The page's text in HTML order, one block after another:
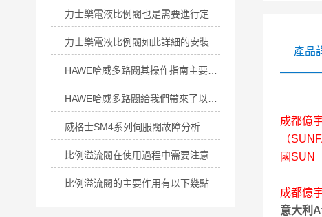
產品
成都億
（
國SUN
成都億
意大利
力士樂電液比例閥如此詳細的安裝指南，您竟然不知道？
HAWE哈威多路閥其操作指南主要包括以下幾個關鍵步驟
威格士SM4系列伺服閥故障分析
比例溢流閥的主要作用有以下幾點